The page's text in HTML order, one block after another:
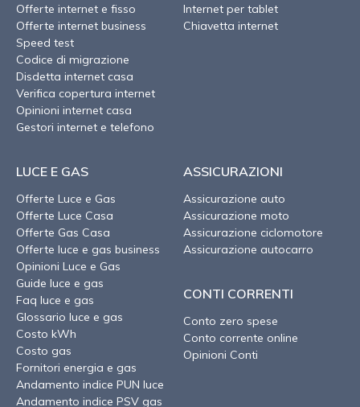
Offerte internet e fisso
Offerte internet business
Speed test
Codice di migrazione
Disdetta internet casa
Verifica copertura internet
Opinioni internet casa
Gestori internet e telefono
Internet per tablet
Chiavetta internet
LUCE E GAS
Offerte Luce e Gas
Offerte Luce Casa
Offerte Gas Casa
Offerte luce e gas business
Opinioni Luce e Gas
Guide luce e gas
Faq luce e gas
Glossario luce e gas
Costo kWh
Costo gas
Fornitori energia e gas
Andamento indice PUN luce
Andamento indice PSV gas
ASSICURAZIONI
Assicurazione auto
Assicurazione moto
Assicurazione ciclomotore
Assicurazione autocarro
CONTI CORRENTI
Conto zero spese
Conto corrente online
Opinioni Conti